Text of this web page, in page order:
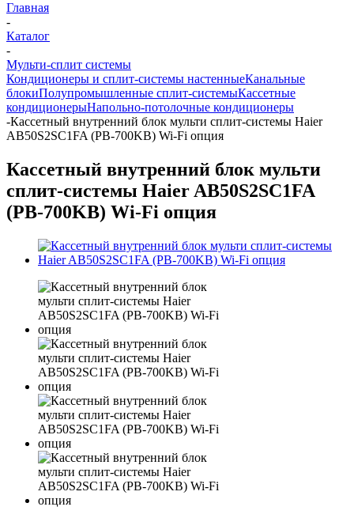
Главная
-
Каталог
-
Мульти-сплит системы
Кондиционеры и сплит-системы настенныеКанальные
блокиПолупромышленные сплит-системыКассетные
кондиционерыНапольно-потолочные кондиционеры
-Кассетный внутренний блок мульти сплит-системы Haier
AB50S2SC1FA (PB-700KB) Wi-Fi опция
Кассетный внутренний блок мульти
сплит-системы Haier AB50S2SC1FA
(PB-700KB) Wi-Fi опция